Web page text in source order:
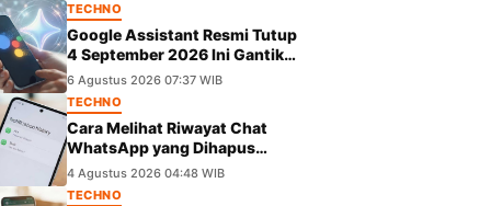
TECHNO
Google Assistant Resmi Tutup
4 September 2026 Ini Gantikan
Gemini di Android
6 Agustus 2026 07:37 WIB
TECHNO
Cara Melihat Riwayat Chat
WhatsApp yang Dihapus
Tanpa Aplikasi Tambahan
4 Agustus 2026 04:48 WIB
TECHNO